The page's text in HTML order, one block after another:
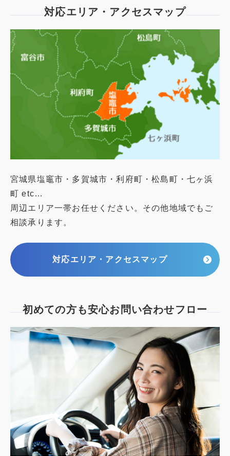
対応エリア・アクセスマップ
宮城県塩竈市・多賀城市・利府町・松島町・七ヶ浜
町 etc…
周辺エリア一帯お任せください。その他地域でもご
相談承ります。
対応エリア・アクセスマップ
初めての方も安心お問い合わせフロー